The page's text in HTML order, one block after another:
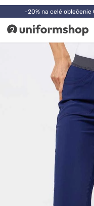
-20% na celé oblečenie
Uniformshop